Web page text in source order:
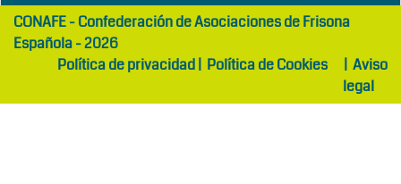
girls
abaya
maltepe
otelCONAFE - Confederación de Asociaciones de Frisona
Española - 2026
Política de privacidad| Política de Cookies | Aviso
legal